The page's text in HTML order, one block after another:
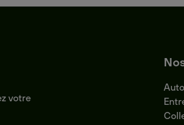
votre